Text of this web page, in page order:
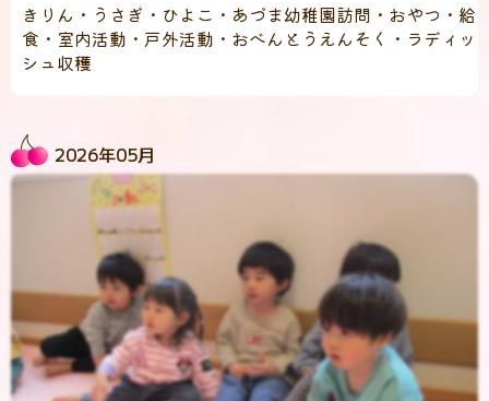
きりん・うさぎ・ひよこ・あづま幼稚園訪問・おやつ・給
食・室内活動・戸外活動・おべんとうえんそく・ラディッ
シュ収穫
2026年05月